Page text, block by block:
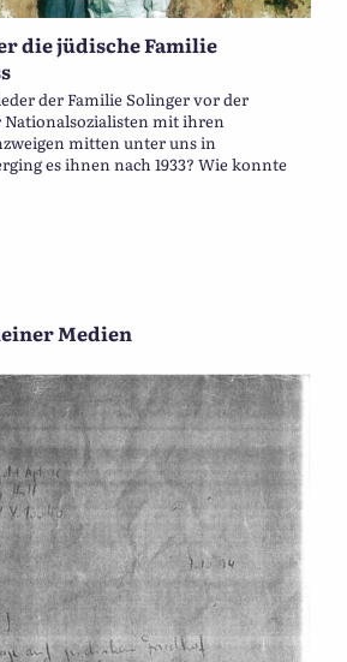
die jüdische Familie
der Familie Solinger vor der
mit ihren
mitten unter uns in
es ihnen nach 1933? Wie konnte
Medien